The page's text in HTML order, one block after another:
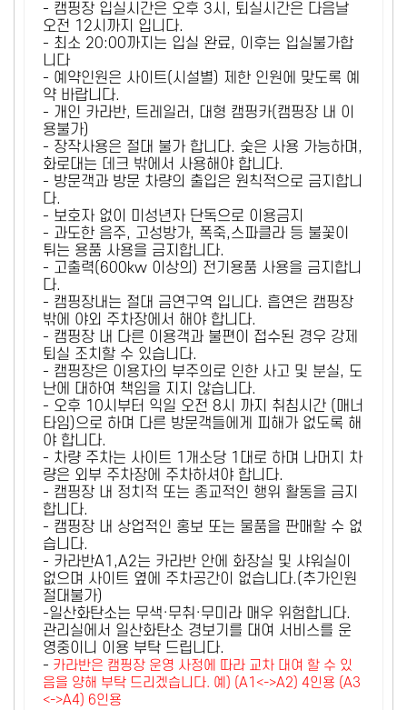
- 캠핑장 입실시간은 오후 3시, 퇴실시간은 다음날
오전 12시까지 입니다.
- 최소 20:00까지는 입실 완료, 이후는 입실불가합
니다
- 예약인원은 사이트(시설별) 제한 인원에 맞도록 예
약 바랍니다.
- 개인 카라반, 트레일러, 대형 캠핑카(캠핑장 내 이
용불가)
- 장작사용은 절대 불가 합니다. 숯은 사용 가능하며,
화로대는 데크 밖에서 사용해야 합니다.
- 방문객과 방문 차량의 출입은 원칙적으로 금지합니
다.
- 보호자 없이 미성년자 단독으로 이용금지
- 과도한 음주, 고성방가, 폭죽,스파클라 등 불꽃이
튀는 용품 사용을 금지합니다.
- 고출력(600kw 이상의) 전기용품 사용을 금지합니
다.
- 캠핑장내는 절대 금연구역 입니다. 흡연은 캠핑장
밖에 야외 주차장에서 해야 합니다.
- 캠핑장 내 다른 이용객과 불편이 접수된 경우 강제
퇴실 조치할 수 있습니다.
- 캠핑장은 이용자의 부주의로 인한 사고 및 분실, 도
난에 대하여 책임을 지지 않습니다.
- 오후 10시부터 익일 오전 8시 까지 취침시간 (매너
타임)으로 하며 다른 방문객들에게 피해가 없도록 해
야 합니다.
- 차량 주차는 사이트 1개소당 1대로 하며 나머지 차
량은 외부 주차장에 주차하셔야 합니다.
- 캠핑장 내 정치적 또는 종교적인 행위 활동을 금지
합니다.
- 캠핑장 내 상업적인 홍보 또는 물품을 판매할 수 없
습니다.
- 카라반A1,A2는 카라반 안에 화장실 및 샤워실이
없으며 사이트 옆에 주차공간이 없습니다.(추가인원
절대불가)
-일산화탄소는 무색·무취·무미라 매우 위험합니다.
관리실에서 일산화탄소 경보기를 대여 서비스를 운
영중이니 이용 부탁 드립니다.
- 카라반은 캠핑장 운영 사정에 따라 교차 대여 할 수 있
음을 양해 부탁 드리겠습니다. 예) (A1<->A2) 4인용 (A3
<->A4) 6인용